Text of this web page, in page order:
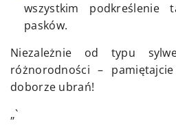
wszystkim
pasków.
Niezależnie od typu
różnorodności –
doborze ubrań!
„`